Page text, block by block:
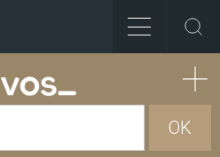
OK